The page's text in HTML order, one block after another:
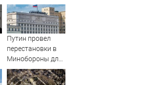
жизнь отказом от
российского газа
Путин провел
перестановки в
Минобороны для
улучшения
обеспечения